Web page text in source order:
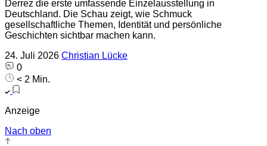
Derrez die erste umfassende Einzelausstellung in
Deutschland. Die Schau zeigt, wie Schmuck
gesellschaftliche Themen, Identität und persönliche
Geschichten sichtbar machen kann.
24. Juli 2026 Christian Lücke
0
< 2 Min.
Anzeige
Nach oben